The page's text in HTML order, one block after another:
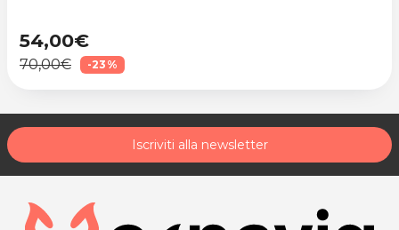
54,00€
70,00€ -23%
Iscriviti alla newsletter